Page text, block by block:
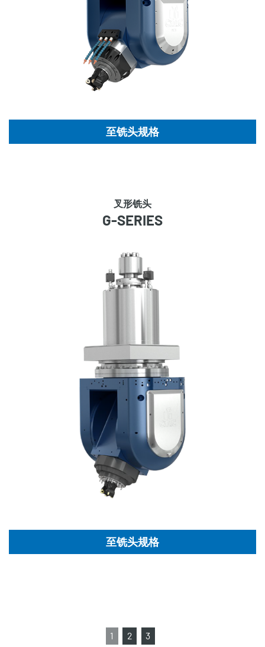
至铣头规格
叉形铣头
G-SERIES
至铣头规格
1 2 3